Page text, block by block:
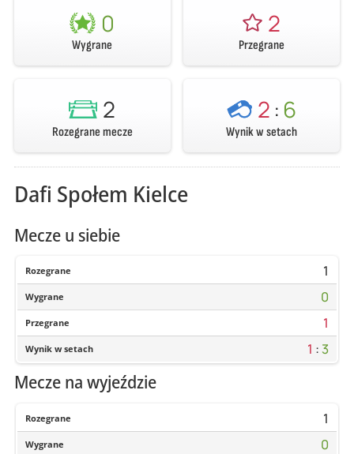
0
Wygrane
2
Przegrane
2
Rozegrane mecze
2 : 6
Wynik w setach
Dafi Społem Kielce
Mecze u siebie
Rozegrane 1
Wygrane 0
Przegrane 1
Wynik w setach 1 : 3
Mecze na wyjeździe
Rozegrane 1
Wygrane 0